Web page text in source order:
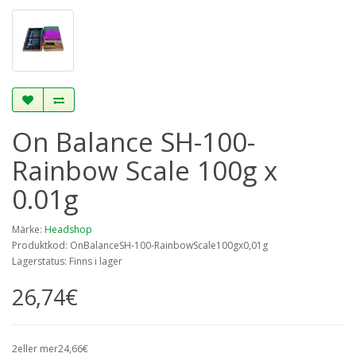
On Balance SH-100-
Rainbow Scale 100g x
0.01g
Märke: Headshop
Produktkod: OnBalanceSH-100-RainbowScale100gx0,01g
Lagerstatus: Finns i lager
26,74€
2eller mer24,66€